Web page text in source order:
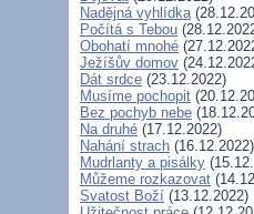
Nadějná vyhlídka
Počítá s Tebou
Obohatí mnohé
Ježíšův domov
Dát srdce (23.12.2022)
Musíme pochopit
Bez pochyb nebe
Na druhé (17.12.2022)
Nahání strach (16.12.2022)
Mudrlanty a pisálky
Můžeme rozkazovat
Svatost Boží (13.12.2022)